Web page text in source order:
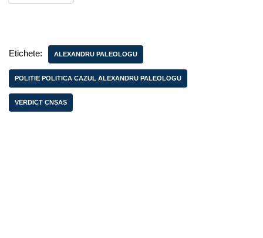
Etichete: ALEXANDRU PALEOLOGU
POLITIE POLITICA CAZUL ALEXANDRU PALEOLOGU
VERDICT CNSAS